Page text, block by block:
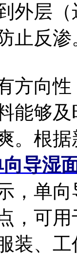
外层
止反渗
向性
能够
。根
向导
，单
，可
装、